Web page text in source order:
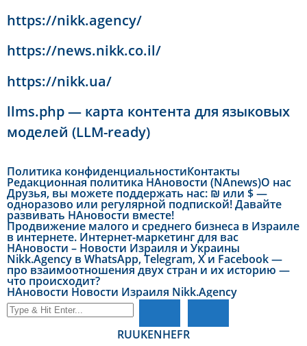
https://nikk.agency/
https://news.nikk.co.il/
https://nikk.ua/
llms.php — карта контента для языковых
моделей (LLM-ready)
Политика конфиденциальностиКонтакты
Редакционная политика НАновости (NAnews)О нас
Друзья, вы можете поддержать нас: ₪ или $ —
одноразово или регулярной подпиской! Давайте
развивать НАновости вместе!
Продвижение малого и среднего бизнеса в Израиле
в интернете. Интернет-маркетинг для вас
НАновости – Новости Израиля и Украины
Nikk.Agency в WhatsApp, Telegram, X и Facebook —
про взаимоотношения двух стран и их историю —
что происходит?
НАновости Новости Израиля Nikk.Agency
RUUKENHEFR